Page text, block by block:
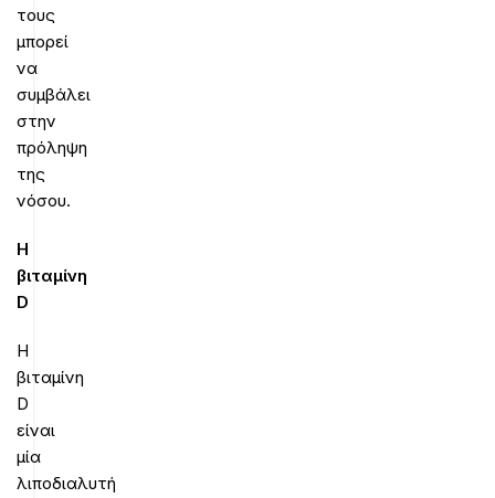
τους
μπορεί
να
συμβάλει
στην
πρόληψη
της
νόσου.
Η
βιταμίνη
D
Η
βιταμίνη
D
είναι
μία
λιποδιαλυτή